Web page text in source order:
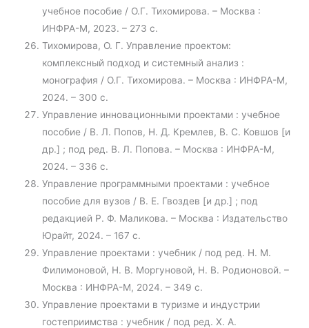
учебное пособие / О.Г. Тихомирова. – Москва :
ИНФРА-М, 2023. – 273 с.
Тихомирова, О. Г. Управление проектом:
комплексный подход и системный анализ :
монография / О.Г. Тихомирова. – Москва : ИНФРА-М,
2024. – 300 с.
Управление инновационными проектами : учебное
пособие / В. Л. Попов, Н. Д. Кремлев, В. С. Ковшов [и
др.] ; под ред. В. Л. Попова. – Москва : ИНФРА-М,
2024. – 336 с.
Управление программными проектами : учебное
пособие для вузов / В. Е. Гвоздев [и др.] ; под
редакцией Р. Ф. Маликова. – Москва : Издательство
Юрайт, 2024. – 167 с.
Управление проектами : учебник / под ред. Н. М.
Филимоновой, Н. В. Моргуновой, Н. В. Родионовой. –
Москва : ИНФРА-М, 2024. – 349 с.
Управление проектами в туризме и индустрии
гостеприимства : учебник / под ред. X. А.